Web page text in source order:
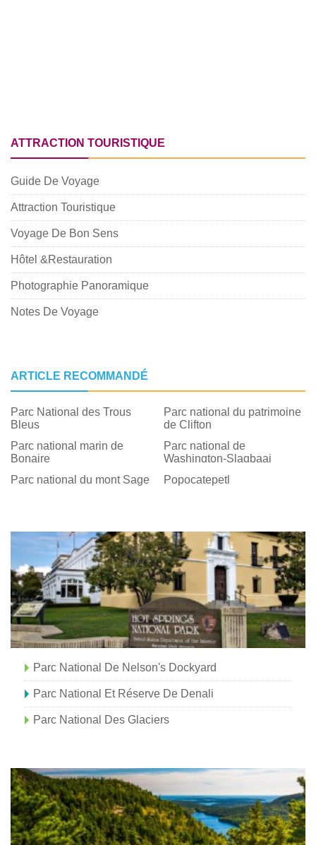
ATTRACTION TOURISTIQUE
Guide De Voyage
Attraction Touristique
Voyage De Bon Sens
Hôtel &Restauration
Photographie Panoramique
Notes De Voyage
ARTICLE RECOMMANDÉ
Parc National des Trous
Bleus
Parc national du patrimoine
de Clifton
Parc national marin de
Bonaire
Parc national de
Washington-Slagbaai
Parc national du mont Sage
Popocatepetl
Parc National De Nelson's Dockyard
Parc National Et Réserve De Denali
Parc National Des Glaciers